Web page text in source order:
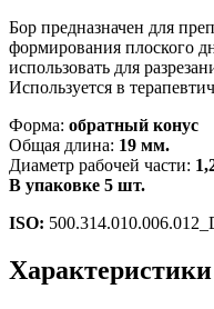
Бор предназначен для
формирования плоского
использовать для
Используется в
Форма: обратный конус
Общая длина: 19 мм.
Диаметр рабочей части:
В упаковке 5 шт.
ISO:
Характеристики